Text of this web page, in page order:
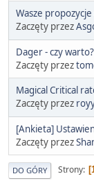
Wasze
Zaczęty przez
Dager - czy warto?
Zaczęty przez
Magical Critical
Zaczęty przez
[Ankieta]
Zaczęty przez
DO GÓRY Strony